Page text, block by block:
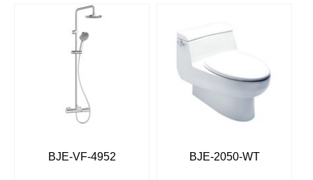
BJE-VF-4952 BJE-2050-WT